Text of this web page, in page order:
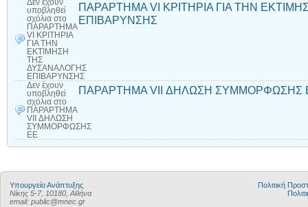
Δεν έχουν
υποβληθεί
σχόλια στο
ΠΑΡΑΡΤΗΜΑ
VI ΚΡΙΤΗΡΙΑ
ΓΙΑ ΤΗΝ
ΕΚΤΙΜΗΣΗ
ΤΗΣ
ΔΥΣΑΝΑΛΟΓΗΣ
ΕΠΙΒΑΡΥΝΣΗΣ
ΠΑΡΑΡΤΗΜΑ VI ΚΡΙΤΗΡΙΑ ΓΙΑ ΤΗΝ
ΕΠΙΒΑΡΥΝΣΗΣ
Δεν έχουν
υποβληθεί
σχόλια στο
ΠΑΡΑΡΤΗΜΑ
VII ΔΗΛΩΣΗ
ΣΥΜΜΟΡΦΩΣΗΣ
ΕΕ
ΠΑΡΑΡΤΗΜΑ VII ΔΗΛΩΣΗ ΣΥΜΜΟΡΦΩΣΗΣ
Υπουργείο Ανάπτυξης
Νίκης 5-7, 10180, Αθήνα
email: public@mnec.gr
Πολιτική